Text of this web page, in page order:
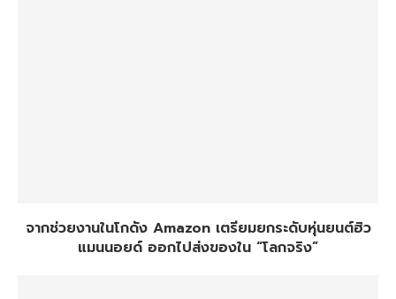
จากช่วยงานในโกดัง Amazon เตรียมยกระดับหุ่นยนต์ฮิว
แมนนอยด์ ออกไปส่งของใน “โลกจริง”